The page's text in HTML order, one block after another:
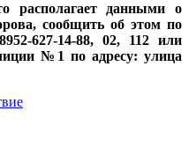
располагает данными о
сообщить об этом по
627-14-88, 02, 112 или
№1 по адресу: улица